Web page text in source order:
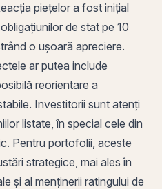
piețelor a fost inițial
de stat pe 10
o ușoară apreciere.
ar putea include
reorientare a
Investitorii sunt atenți
listate, în special cele din
Pentru portofolii, aceste
strategice, mai ales în
și al menținerii ratingului de